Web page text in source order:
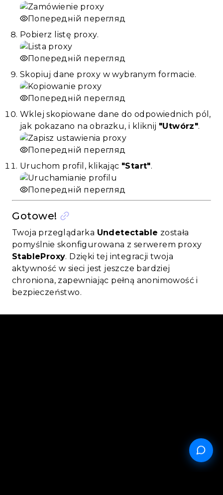
Попередній перегляд
Pobierz listę proxy.
Попередній перегляд
Skopiuj dane proxy w wybranym formacie.
Попередній перегляд
Wklej skopiowane dane do odpowiednich pól,
jak pokazano na obrazku, i kliknij "Utwórz".
Попередній перегляд
Uruchom profil, klikając "Start".
Попередній перегляд
Gotowe!
Twoja przeglądarka Undetectable została
pomyślnie skonfigurowana z serwerem proxy
StableProxy. Dzięki tej integracji twoja
aktywność w sieci jest jeszcze bardziej
chroniona, zapewniając pełną anonimowość i
bezpieczeństwo.